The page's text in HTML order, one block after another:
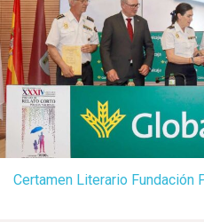
Certamen Literario Fundación